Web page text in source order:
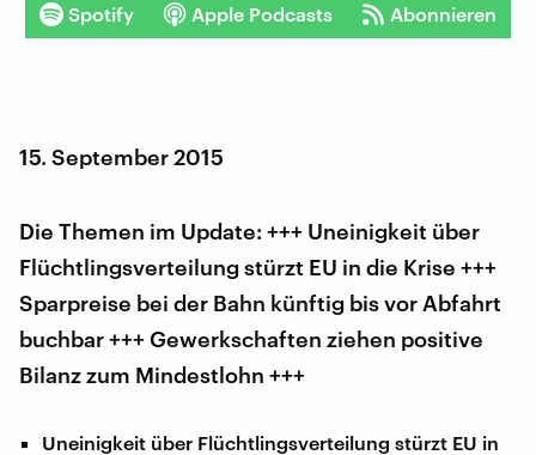
Spotify Apple Podcasts Abonnieren
15. September 2015
Die Themen im Update: +++ Uneinigkeit über
Flüchtlingsverteilung stürzt EU in die Krise +++
Sparpreise bei der Bahn künftig bis vor Abfahrt
buchbar +++ Gewerkschaften ziehen positive
Bilanz zum Mindestlohn +++
Uneinigkeit über Flüchtlingsverteilung stürzt EU in